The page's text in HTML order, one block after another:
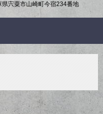
宍粟市山崎町今宿234番地